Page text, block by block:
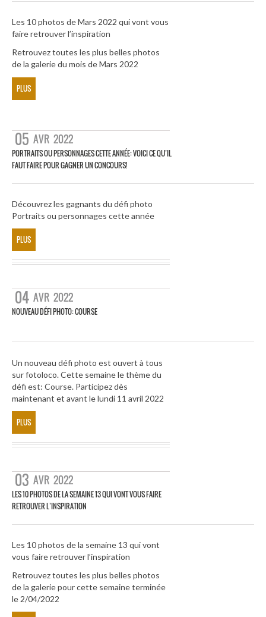
Les 10 photos de Mars 2022 qui vont vous
faire retrouver l’inspiration
Retrouvez toutes les plus belles photos
de la galerie du mois de Mars 2022
PLUS
05 AVR 2022
PORTRAITS OU PERSONNAGES CETTE ANNÉE: VOICI CE QU’IL
FAUT FAIRE POUR GAGNER UN CONCOURS!
Découvrez les gagnants du défi photo
Portraits ou personnages cette année
PLUS
04 AVR 2022
NOUVEAU DÉFI PHOTO: COURSE
Un nouveau défi photo est ouvert à tous
sur fotoloco. Cette semaine le thème du
défi est: Course. Participez dès
maintenant et avant le lundi 11 avril 2022
PLUS
03 AVR 2022
LES 10 PHOTOS DE LA SEMAINE 13 QUI VONT VOUS FAIRE
RETROUVER L’INSPIRATION
Les 10 photos de la semaine 13 qui vont
vous faire retrouver l’inspiration
Retrouvez toutes les plus belles photos
de la galerie pour cette semaine terminée
le 2/04/2022